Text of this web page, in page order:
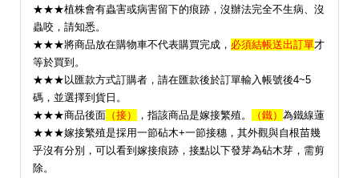
★★★植株會有蟲害或病害留下的痕跡，沒辦法完全不生病、沒
蟲咬，請知悉。
★★★將商品放在購物車不代表購買完成， 必須結帳送出訂單才
等於買到。
★★★以匯款方式訂購者，請在匯款後於訂單輸入帳號後4~5
碼，並選擇到貨日。
★★★商品後面 （接） ，指該商品是嫁接繁殖。 （鐵） 為鐵線蓮
★★★嫁接繁殖是採用一節砧木+一節接穗，其外觀與自根苗幾
乎沒有分別，可以看到嫁接痕跡，接點以下發芽為砧木芽，需剪
除。